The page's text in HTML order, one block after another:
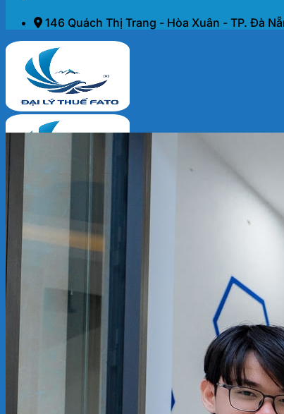
146 Quách Thị Trang - Hòa Xuân - TP. Đà
Trang chủ
Dịch vụ
THÀNH LẬP DOANH NGHIỆP 2026
ĐẠI LÝ THUẾ
KẾ TOÁN – TÀI CHÍNH
PHÁP LÝ DOANH NGHIỆP